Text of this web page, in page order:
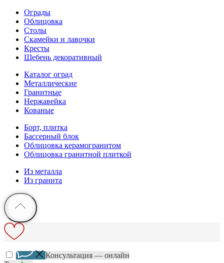
Ограды
Облицовка
Столы
Скамейки и лавочки
Кресты
Щебень декоративный
Каталог оград
Металлические
Гранитные
Нержавейка
Кованые
Борт, плитка
Бассерный блок
Облицовка керамогранитом
Облицовка гранитной плиткой
Из металла
Из гранита
Консультация — онлайн